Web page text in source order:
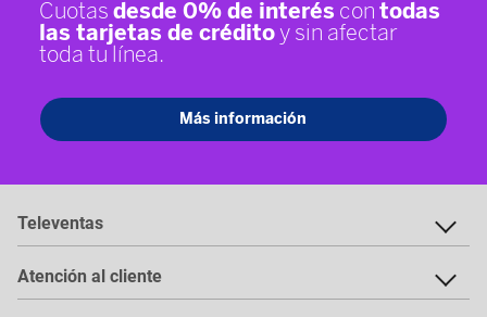
Televentas
Atención al cliente